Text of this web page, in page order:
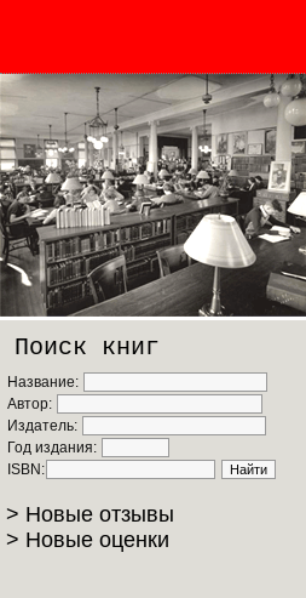
Поиск книг
Название:
Автор:
Издатель:
Год издания:
ISBN:
> Новые отзывы
> Новые оценки